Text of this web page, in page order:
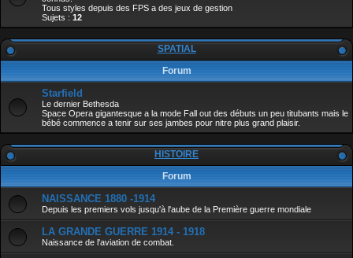
Tous styles depuis des FPS a des jeux de gestion
Sujets : 12
SPATIAL
Forum
Starfield
Le dernier Bethesda
Space Opera gigantesque a la mode Fall out des débuts un peu titubants mais le
bébé commence a tenir sur ses jambes pour nitre plus grand plaisir.
HISTOIRE
Forum
NAISSANCE 1880 -1914
Depuis les premiers vols jusqu'à l'aube de la Première guerre mondiale
LA GRANDE GUERRE 1914 - 1918
Naissance de l'aviation de combat.